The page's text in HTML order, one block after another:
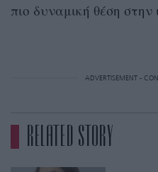
πιο δυναμική θέση
ADVERTISEMENT -
RELATED STORY